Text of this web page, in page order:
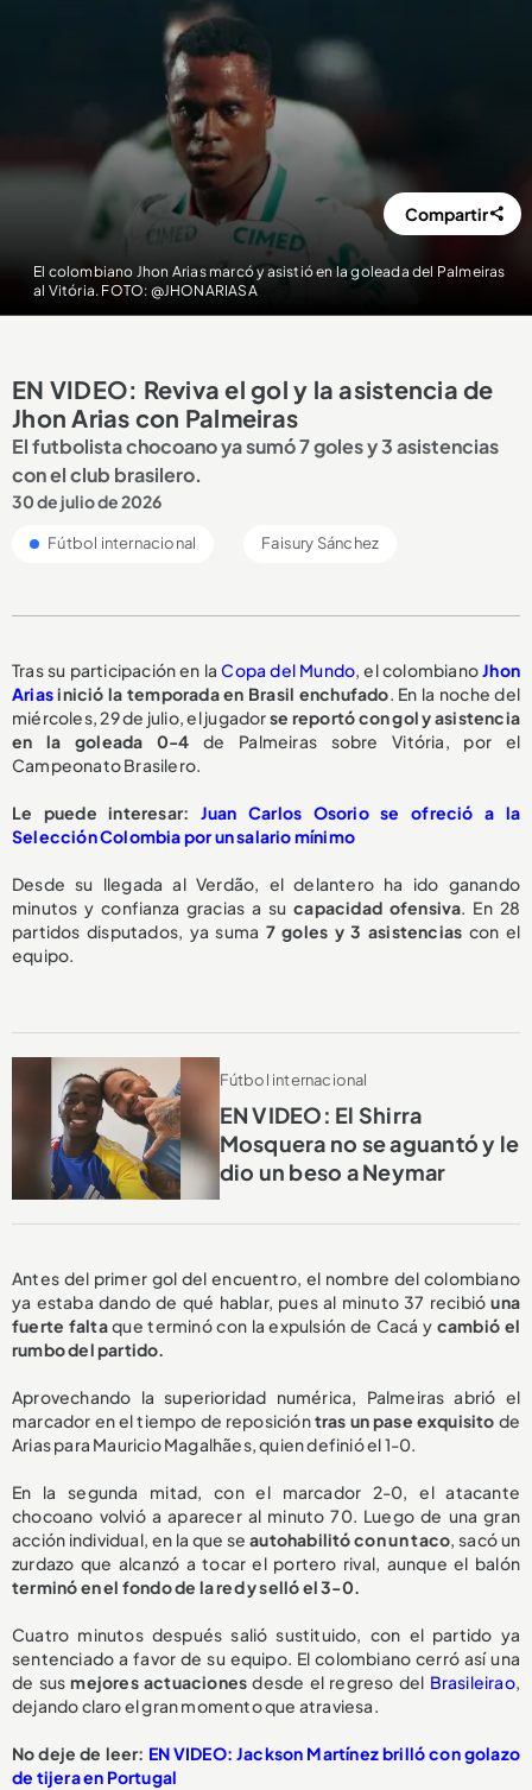
El colombiano Jhon Arias marcó y asistió en la goleada del Palmeiras
al Vitória. FOTO: @JHONARIASA
Compartir
EN VIDEO: Reviva el gol y la asistencia de
Jhon Arias con Palmeiras
El futbolista chocoano ya sumó 7 goles y 3 asistencias
con el club brasilero.
30 de julio de 2026
Fútbol internacional Faisury Sánchez
Tras su participación en laCopa del Mundo, el colombianoJhon
Ariasinició la temporada en Brasil enchufado. En la noche del
miércoles, 29 de julio, el jugadorse reportócon gol y asistencia
en la goleada 0-4de Palmeiras sobre Vitória, por el
Campeonato Brasilero.
Le puede interesar: Juan Carlos Osorio se ofreció a la
Selección Colombia por un salario mínimo
Desde su llegada al Verdão, el delantero ha ido ganando
minutos y confianza gracias a sucapacidad ofensiva. En 28
partidos disputados, ya suma 7 goles y 3 asistencias con el
equipo.
Fútbol internacional
EN VIDEO: El Shirra
Mosquera no se aguantó y le
dio un beso a Neymar
Antes del primer gol del encuentro, el nombre del colombiano
ya estaba dando de qué hablar, pues al minuto 37 recibióuna
fuerte faltaque terminó con la expulsión de Cacá y cambió el
rumbo del partido.
Aprovechando la superioridad numérica, Palmeiras abrió el
marcador en el tiempo de reposicióntras un pase exquisito de
Arias para Mauricio Magalhães, quien definió el 1-0.
En la segunda mitad, con el marcador 2-0, el atacante
chocoano volvió a aparecer al minuto 70. Luego de una gran
acción individual, en la que seautohabilitó con un taco, sacó un
zurdazo que alcanzó a tocar el portero rival, aunque el balón
terminó en el fondo de la red y selló el 3-0.
Cuatro minutos después salió sustituido, con el partido ya
sentenciado a favor de su equipo. El colombiano cerró así una
de susmejores actuaciones desde el regreso del Brasileirao,
dejando claro el gran momento que atraviesa.
No deje de leer: EN VIDEO: Jackson Martínez brilló con golazo
de tijera en Portugal